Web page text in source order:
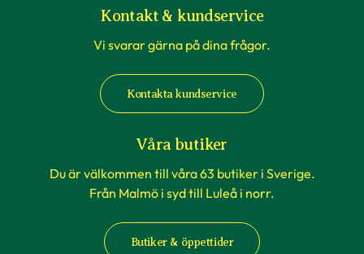
och därför erbjuder vi massa bra hjälp. Vi har
, där du kan söka bland frågor som
andra kunder har haft – sannolikheten är stor
att du hittar svar där. Vår hemsida erbjuder
även massor med artiklar som kan ge
och inspiration.
Kontakt & kundservice
Vi svarar gärna på dina frågor.
Kontakta kundservice
Våra butiker
Du är välkommen till våra 63 butiker i Sverige.
Från Malmö i syd till Luleå i norr.
Butiker & öppettider